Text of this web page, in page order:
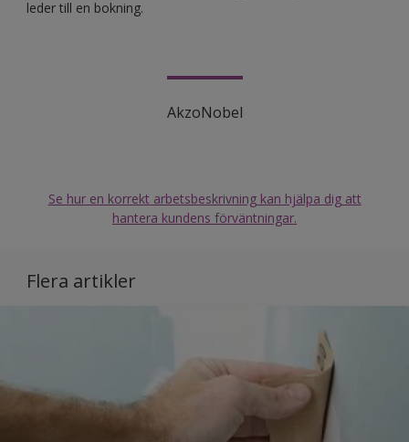
leder till en bokning.
AkzoNobel
Se hur en korrekt arbetsbeskrivning kan hjälpa dig att
hantera kundens förväntningar.
Flera artikler